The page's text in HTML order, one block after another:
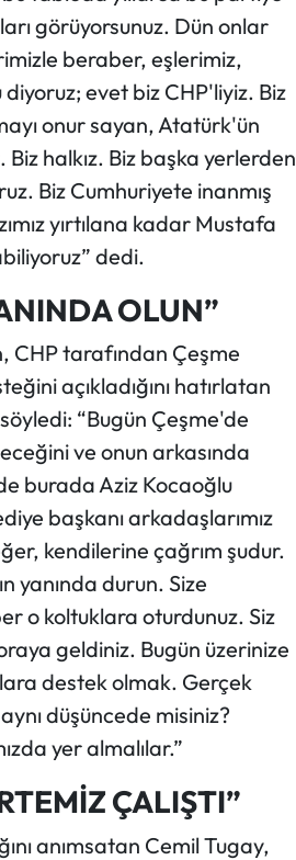
görüyorsunuz. Dün onlar
beraber, eşlerimiz,
diyoruz; evet biz CHP'liyiz. Biz
onur sayan, Atatürk'ün
halkız. Biz başka yerlerden
Biz Cumhuriyete inanmış
yırtılana kadar Mustafa
dedi.
OLUN”
CHP tarafından Çeşme
açıkladığını hatırlatan
“Bugün Çeşme'de
ve onun arkasında
burada Aziz Kocaoğlu
başkanı arkadaşlarımız
kendilerine çağrım şudur.
yanında durun. Size
o koltuklara oturdunuz. Siz
geldiniz. Bugün üzerinize
destek olmak. Gerçek
düşüncede misiniz?
yer almalılar.”
ÇALIŞTI”
anımsatan Cemil Tugay,